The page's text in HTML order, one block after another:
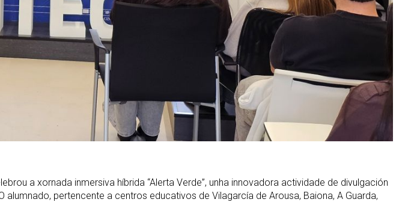
a xornada inmersiva híbrida “Alerta Verde”, unha innovadora actividade de divulgación
pertencente a centros educativos de Vilagarcía de Arousa, Baiona, A Guarda,